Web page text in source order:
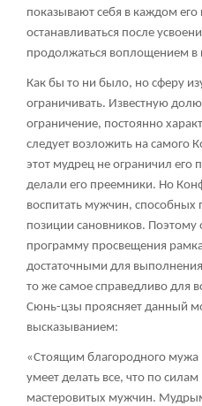
показывают себя в каждом
останавливаться после
продолжаться воплощением в
Как бы то ни было, но сферу
ограничивать. Известную
ограничение, постоянно
следует возложить на самого
этот мудрец не ограничил его
делали его преемники. Но
воспитать мужчин, способных
позиции сановников. Поэтому
программу просвещения
достаточными для
то же самое справедливо для
Сюнь-цзы проясняет данный
высказыванием:
«Стоящим благородного мужа
умеет делать все, что по
мастеровитых мужчин.